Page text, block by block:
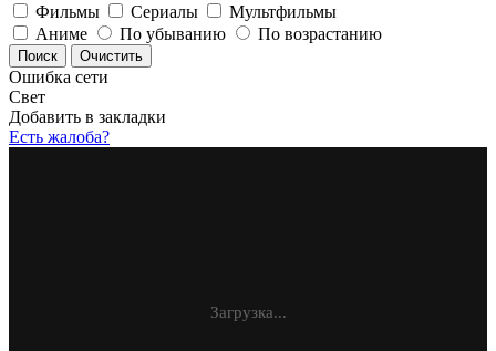
Фильмы Сериалы
Мультфильмы
Аниме
По убыванию По возрастанию
Ошибка сети
Свет
Добавить в закладки
Есть жалоба?
Загрузка...